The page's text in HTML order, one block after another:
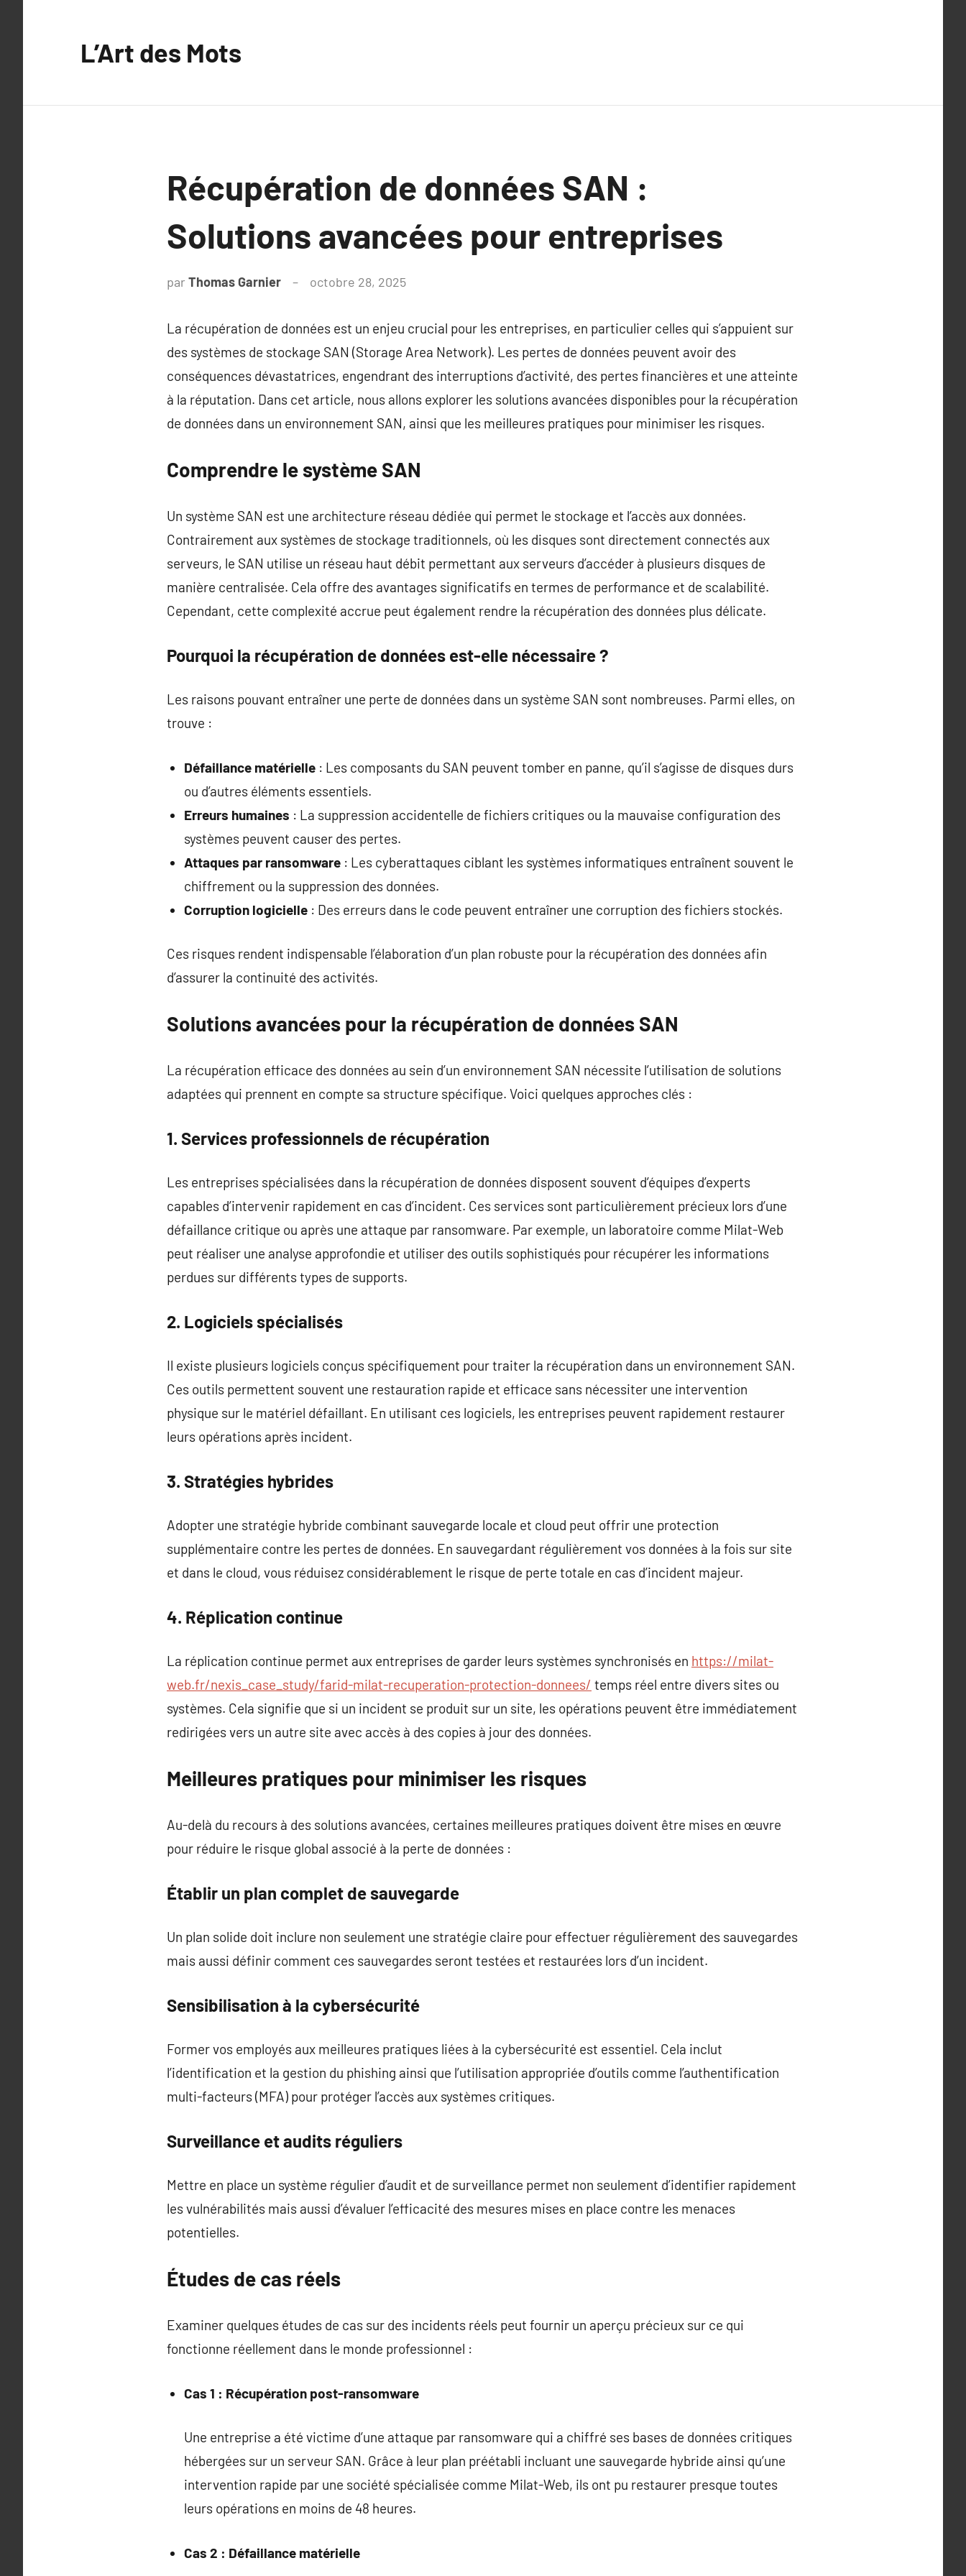
L’Art des Mots
Récupération de données SAN :
Solutions avancées pour entreprises
par Thomas Garnier octobre 28, 2025
La récupération de données est un enjeu crucial pour les entreprises, en particulier celles qui s’appuient sur
des systèmes de stockage SAN (Storage Area Network). Les pertes de données peuvent avoir des
conséquences dévastatrices, engendrant des interruptions d’activité, des pertes financières et une atteinte
à la réputation. Dans cet article, nous allons explorer les solutions avancées disponibles pour la récupération
de données dans un environnement SAN, ainsi que les meilleures pratiques pour minimiser les risques.
Comprendre le système SAN
Un système SAN est une architecture réseau dédiée qui permet le stockage et l’accès aux données.
Contrairement aux systèmes de stockage traditionnels, où les disques sont directement connectés aux
serveurs, le SAN utilise un réseau haut débit permettant aux serveurs d’accéder à plusieurs disques de
manière centralisée. Cela offre des avantages significatifs en termes de performance et de scalabilité.
Cependant, cette complexité accrue peut également rendre la récupération des données plus délicate.
Pourquoi la récupération de données est-elle nécessaire ?
Les raisons pouvant entraîner une perte de données dans un système SAN sont nombreuses. Parmi elles, on
trouve :
Défaillance matérielle: Les composants du SAN peuvent tomber en panne, qu’il s’agisse de disques durs
ou d’autres éléments essentiels.
Erreurs humaines : La suppression accidentelle de fichiers critiques ou la mauvaise configuration des
systèmes peuvent causer des pertes.
Attaques par ransomware: Les cyberattaques ciblant les systèmes informatiques entraînent souvent le
chiffrement ou la suppression des données.
Corruption logicielle: Des erreurs dans le code peuvent entraîner une corruption des fichiers stockés.
Ces risques rendent indispensable l’élaboration d’un plan robuste pour la récupération des données afin
d’assurer la continuité des activités.
Solutions avancées pour la récupération de données SAN
La récupération efficace des données au sein d’un environnement SAN nécessite l’utilisation de solutions
adaptées qui prennent en compte sa structure spécifique. Voici quelques approches clés :
1. Services professionnels de récupération
Les entreprises spécialisées dans la récupération de données disposent souvent d’équipes d’experts
capables d’intervenir rapidement en cas d’incident. Ces services sont particulièrement précieux lors d’une
défaillance critique ou après une attaque par ransomware. Par exemple, un laboratoire comme Milat-Web
peut réaliser une analyse approfondie et utiliser des outils sophistiqués pour récupérer les informations
perdues sur différents types de supports.
2. Logiciels spécialisés
Il existe plusieurs logiciels conçus spécifiquement pour traiter la récupération dans un environnement SAN.
Ces outils permettent souvent une restauration rapide et efficace sans nécessiter une intervention
physique sur le matériel défaillant. En utilisant ces logiciels, les entreprises peuvent rapidement restaurer
leurs opérations après incident.
3. Stratégies hybrides
Adopter une stratégie hybride combinant sauvegarde locale et cloud peut offrir une protection
supplémentaire contre les pertes de données. En sauvegardant régulièrement vos données à la fois sur site
et dans le cloud, vous réduisez considérablement le risque de perte totale en cas d’incident majeur.
4. Réplication continue
La réplication continue permet aux entreprises de garder leurs systèmes synchronisés en https://milat-
web.fr/nexis_case_study/farid-milat-recuperation-protection-donnees/ temps réel entre divers sites ou
systèmes. Cela signifie que si un incident se produit sur un site, les opérations peuvent être immédiatement
redirigées vers un autre site avec accès à des copies à jour des données.
Meilleures pratiques pour minimiser les risques
Au-delà du recours à des solutions avancées, certaines meilleures pratiques doivent être mises en œuvre
pour réduire le risque global associé à la perte de données :
Établir un plan complet de sauvegarde
Un plan solide doit inclure non seulement une stratégie claire pour effectuer régulièrement des sauvegardes
mais aussi définir comment ces sauvegardes seront testées et restaurées lors d’un incident.
Sensibilisation à la cybersécurité
Former vos employés aux meilleures pratiques liées à la cybersécurité est essentiel. Cela inclut
l’identification et la gestion du phishing ainsi que l’utilisation appropriée d’outils comme l’authentification
multi-facteurs (MFA) pour protéger l’accès aux systèmes critiques.
Surveillance et audits réguliers
Mettre en place un système régulier d’audit et de surveillance permet non seulement d’identifier rapidement
les vulnérabilités mais aussi d’évaluer l’efficacité des mesures mises en place contre les menaces
potentielles.
Études de cas réels
Examiner quelques études de cas sur des incidents réels peut fournir un aperçu précieux sur ce qui
fonctionne réellement dans le monde professionnel :
Cas 1 : Récupération post-ransomware
Une entreprise a été victime d’une attaque par ransomware qui a chiffré ses bases de données critiques
hébergées sur un serveur SAN. Grâce à leur plan préétabli incluant une sauvegarde hybride ainsi qu’une
intervention rapide par une société spécialisée comme Milat-Web, ils ont pu restaurer presque toutes
leurs opérations en moins de 48 heures.
Cas 2 : Défaillance matérielle